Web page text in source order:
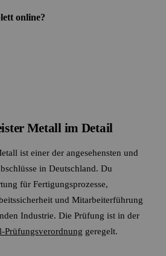
online?
Metall im Detail
ist einer der angesehensten und
in Deutschland. Du
für Fertigungsprozesse,
und Mitarbeiterführung
Industrie. Die Prüfung ist in der
Prüfungsverordnung geregelt.